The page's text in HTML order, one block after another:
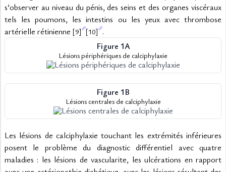
s’observer au niveau du pénis, des seins et des organes viscéraux
tels les poumons, les intestins ou les yeux avec thrombose
artérielle rétinienne [9] [10] .
Figure 1A
Lésions périphériques de calciphylaxie
Figure 1B
Lésions centrales de calciphylaxie
Les lésions de calciphylaxie touchant les extrémités inférieures
posent le problème du diagnostic différentiel avec quatre
maladies : les lésions de vascularite, les ulcérations en rapport